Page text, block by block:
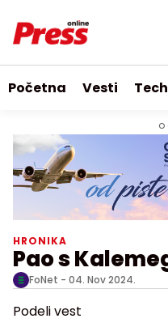
Početna Vesti Tech
HRONIKA
Pao s
FoNet - 04. Nov 2024.
Podeli vest